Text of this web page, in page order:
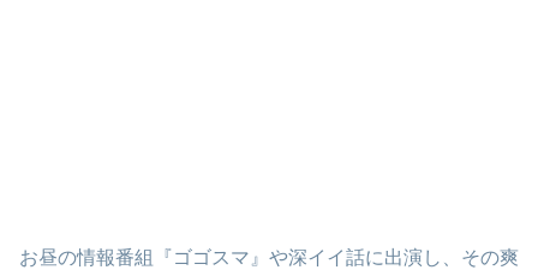
お昼の情報番組『ゴゴスマ』や深イイ話に出演し、その爽